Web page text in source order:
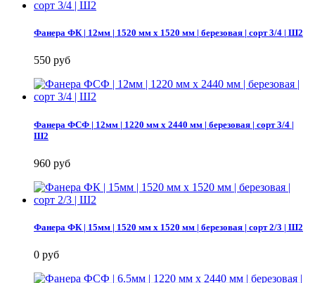
Фанера ФК | 12мм | 1520 мм х 1520 мм | березовая | сорт 3/4 | Ш2
550 руб
Фанера ФСФ | 12мм | 1220 мм х 2440 мм | березовая | сорт 3/4 |
Ш2
960 руб
Фанера ФК | 15мм | 1520 мм х 1520 мм | березовая | сорт 2/3 | Ш2
0 руб